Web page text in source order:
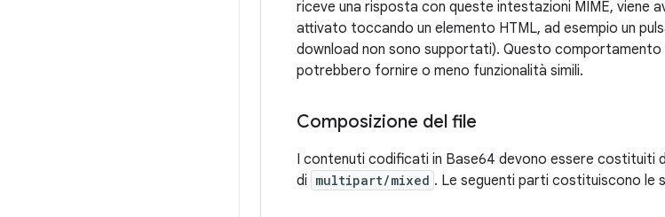
riceve una risposta con queste intestazioni MIME, viene
attivato toccando un elemento HTML, ad esempio un
download non sono supportati). Questo
potrebbero fornire o meno funzionalità simili.
Composizione del file
I contenuti codificati in Base64 devono essere costituiti
di multipart/mixed . Le seguenti parti costituiscono le